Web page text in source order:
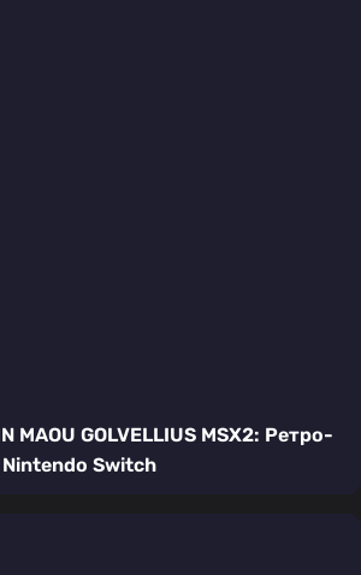
MAOU GOLVELLIUS MSX2: Ретро-
Switch